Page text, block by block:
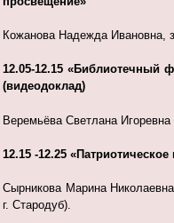
Кожанова Надежда Ивановна,
12.05-12.15 «Библиотечный
(видеодоклад)
Веремьёва Светлана
12.15 -12.25
Сырникова Марина
г. Стародуб).